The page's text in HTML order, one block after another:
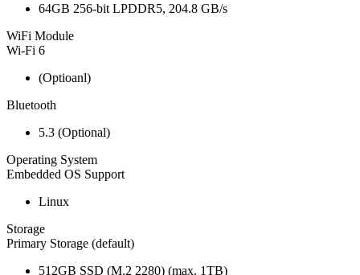
64GB 256-bit LPDDR5, 204.8 GB/s
WiFi Module
Wi-Fi 6
(Optioanl)
Bluetooth
5.3 (Optional)
Operating System
Embedded OS Support
Linux
Storage
Primary Storage (default)
512GB SSD (M.2 2280) (max. 1TB)